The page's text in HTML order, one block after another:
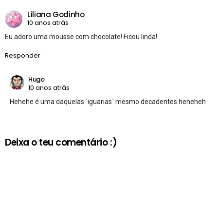
Liliana Godinho
10 anos atrás
Eu adoro uma mousse com chocolate! Ficou linda!
Responder
Hugo
10 anos atrás
Hehehe é uma daquelas `iguarias` mesmo decadentes heheheh
Deixa o teu comentário :)